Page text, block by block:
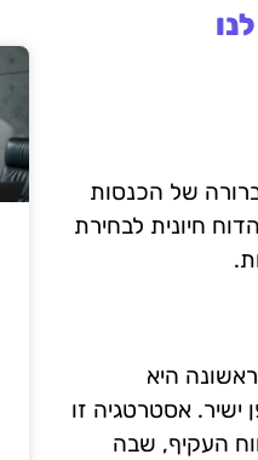
ברורה של הכנסות
חיונית לבחירת
היא
ישיר. אסטרטגיה זו
העקיף, שבה